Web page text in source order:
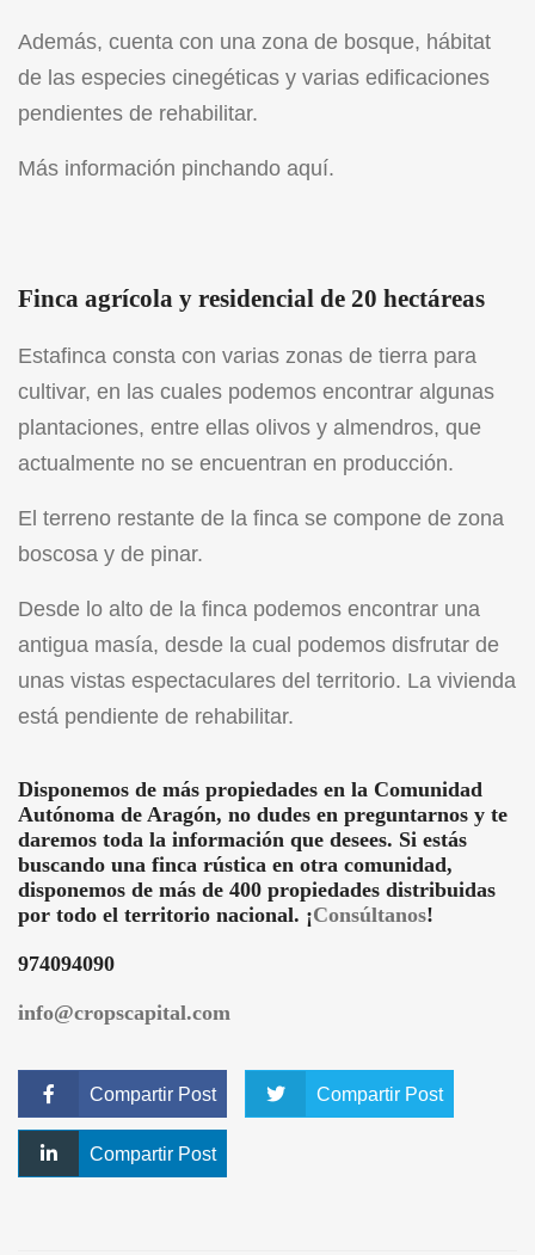
Además, cuenta con una zona de bosque, hábitat
de las especies cinegéticas y varias edificaciones
pendientes de rehabilitar.
Más información pinchando aquí.
Finca agrícola y residencial de 20 hectáreas
Estafinca consta con varias zonas de tierra para
cultivar, en las cuales podemos encontrar algunas
plantaciones, entre ellas olivos y almendros, que
actualmente no se encuentran en producción.
El terreno restante de la finca se compone de zona
boscosa y de pinar.
Desde lo alto de la finca podemos encontrar una
antigua masía, desde la cual podemos disfrutar de
unas vistas espectaculares del territorio. La vivienda
está pendiente de rehabilitar.
Disponemos de más propiedades en la Comunidad
Autónoma de Aragón, no dudes en preguntarnos y te
daremos toda la información que desees. Si estás
buscando una finca rústica en otra comunidad,
disponemos de más de 400 propiedades distribuidas
por todo el territorio nacional. ¡Consúltanos!
974094090
info@cropscapital.com
Compartir Post Compartir Post
Compartir Post